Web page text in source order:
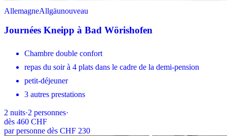
AllemagneAllgäunouveau
Journées Kneipp à Bad Wörishofen
Chambre double confort
repas du soir à 4 plats dans le cadre de la demi-pension
petit-déjeuner
3 autres prestations
2 nuits·2 personnes·
dès 460 CHF
par personne dès CHF 230